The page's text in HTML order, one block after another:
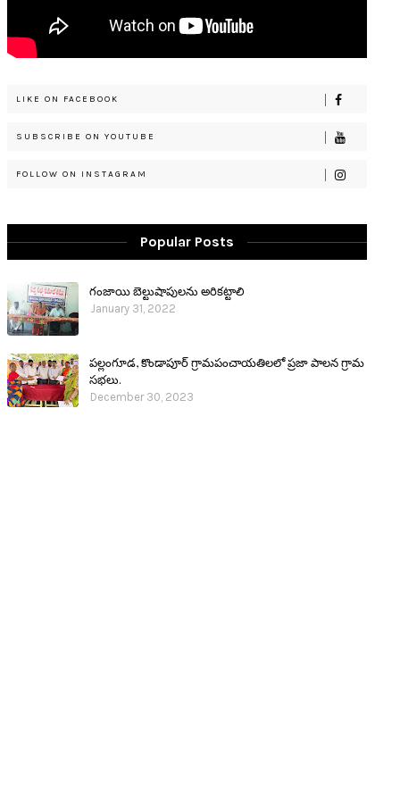
LIKE ON FACEBOOK
SUBSCRIBE ON YOUTUBE
FOLLOW ON INSTAGRAM
Popular Posts
గంజాయి బెల్టుషాపులను అరికట్టాలి
January 31, 2022
పల్లంగూడ, కొండాపూర్ గ్రామపంచాయతిలలో ప్రజా పాలన గ్రామ
సభలు.
December 30, 2023